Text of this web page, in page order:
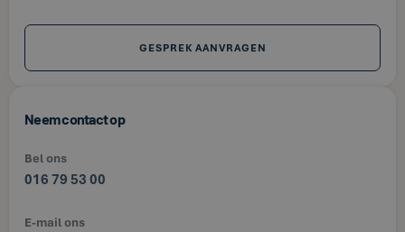
GESPREK AANVRAGEN
Neem contact op
Bel ons
016 79 53 00
E-mail ons